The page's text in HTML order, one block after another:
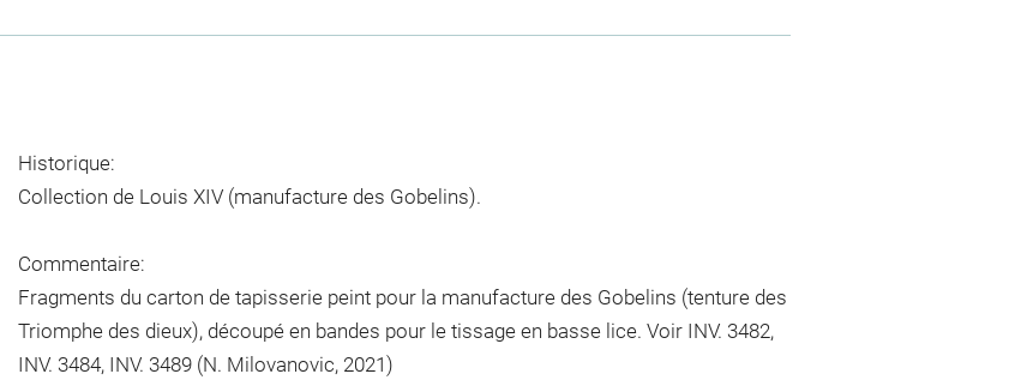
Historique:
Collection de Louis XIV (manufacture des Gobelins).
Commentaire:
Fragments du carton de tapisserie peint pour la manufacture des Gobelins (tenture des
Triomphe des dieux), découpé en bandes pour le tissage en basse lice. Voir INV. 3482,
INV. 3484, INV. 3489 (N. Milovanovic, 2021)